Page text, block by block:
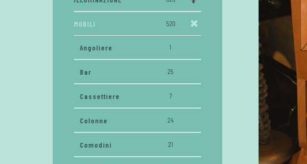
MOBILI 520
Angoliere 1
Bar 25
Cassettiere 7
Colonne 24
Comodini 21